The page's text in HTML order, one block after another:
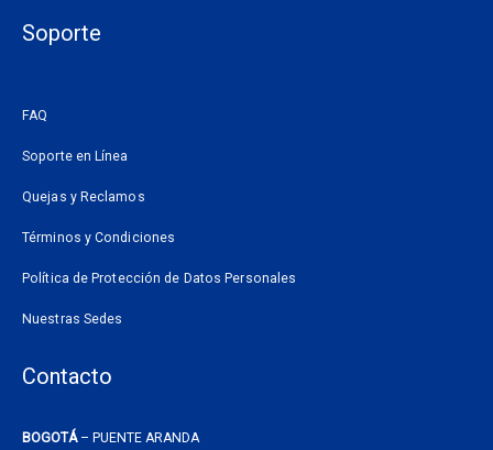
Soporte
FAQ
Soporte en Línea
Quejas y Reclamos
Términos y Condiciones
Política de Protección de Datos Personales
Nuestras Sedes
Contacto
BOGOTÁ– PUENTE ARANDA